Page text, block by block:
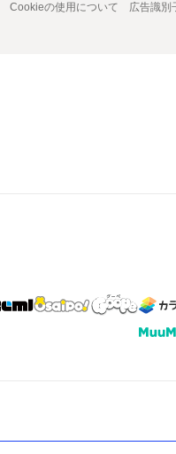
Cookieの使用について 広告識別